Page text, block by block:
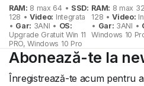
1.353 lei.
RAM: 8 max 64 • SSD:
128 •Video: Integrata
• Gar: 3ANI • OS:
Upgrade Gratuit Win 11
PRO, Windows 10 Pro
532 lei.
RAM: 8 max
128 •Video:
• Gar: 3ANI •
Windows 10
Abonează-te la
Înregistrează-te acum pentru